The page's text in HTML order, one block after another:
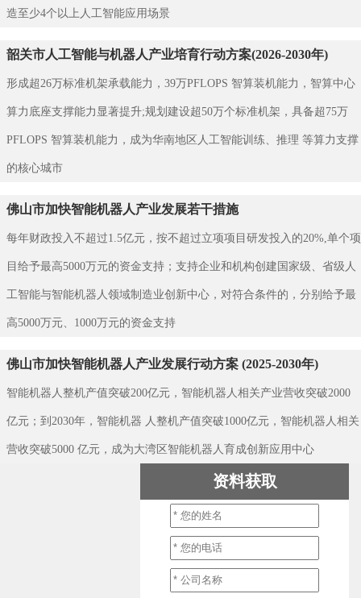
造至少4个以上人工智能应用场景
韶关市人工智能与机器人产业培育行动方案(2026-2030年)
形成超26万标准机架承载能力，39万PFLOPS 智算装机能力，智算中心
算力底座支撑能力显著提升;规划建设超50万个标准机架，具备超75万
PFLOPS 智算装机能力，成为华南地区人工智能训练、推理 等算力支撑
的核心城市
佛山市加快智能机器人产业发展若干措施
每年财政投入不超过1.5亿元，按不超过立项项目研发投入的20%,单个项
目给予最高5000万元的资金支持；支持企业和机构创建国家级、省级人
工智能与智能机器人领域制造业创新中心，对符合条件的，分别给予最
高5000万元、1000万元的资金支持
佛山市加快智能机器人产业发展行动方案 (2025-2030年)
智能机器人整机产值突破200亿元，智能机器人相关产业营收突破2000
亿元；到2030年，智能机器 人整机产值突破1000亿元，智能机器人相关
营收突破5000 亿元，成为大湾区智能机器人育成创新应用中心
资料获取